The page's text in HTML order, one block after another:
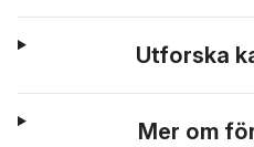
Utforska
Mer om